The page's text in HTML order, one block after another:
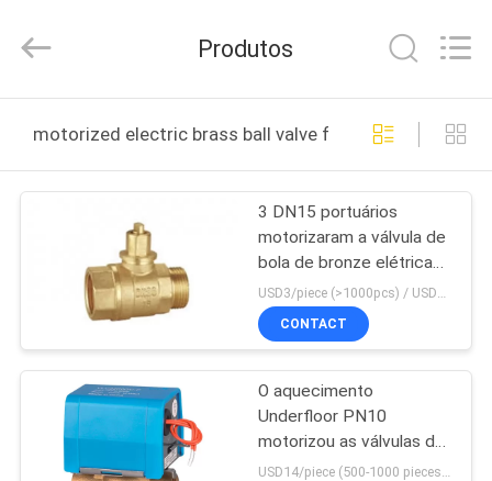
PRODUTOS
SOBRE
EXCURSÃO
FÁBRICA
Technology
Rights
Produtos
motorized electric brass ball valve fabricação online
3 DN15 portuários
motorizaram a válvula de
bola de bronze elétrica
colaram PN16 aberto
USD3/piece (>1000pcs) / USD3.5 (50-1000 pcs) MOQ:50 partes
CONTACT
O aquecimento
Underfloor PN10
motorizou as válvulas de
bola, DC12V as válvulas